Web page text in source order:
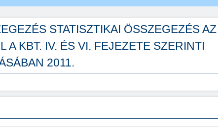
STATISZTIKAI ÖSSZEGEZÉS AZ
A KBT. IV. ÉS VI. FEJEZETE SZERINTI
2011.